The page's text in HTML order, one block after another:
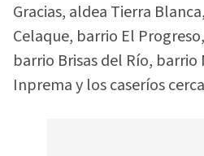
Gracias, aldea Tierra
Celaque, barrio El
barrio Brisas del Río, barrio
Inprema y los caseríos